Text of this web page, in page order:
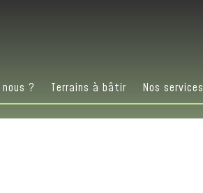
? Terrains à bâtir Nos services